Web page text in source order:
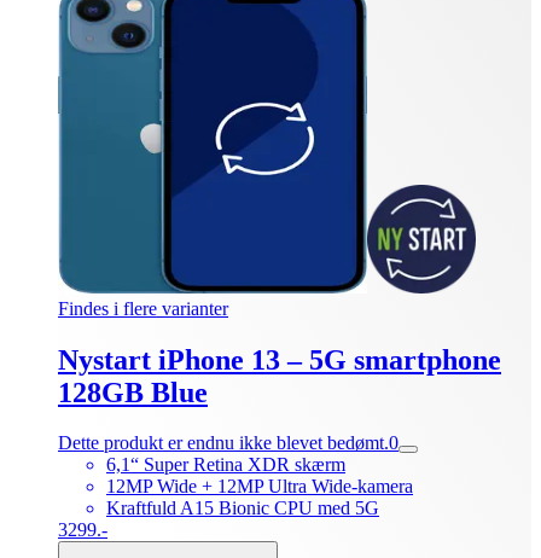
Findes i flere varianter
Nystart iPhone 13 – 5G smartphone
128GB Blue
Dette produkt er endnu ikke blevet bedømt.0
6,1“ Super Retina XDR skærm
12MP Wide + 12MP Ultra Wide-kamera
Kraftfuld A15 Bionic CPU med 5G
3299.-